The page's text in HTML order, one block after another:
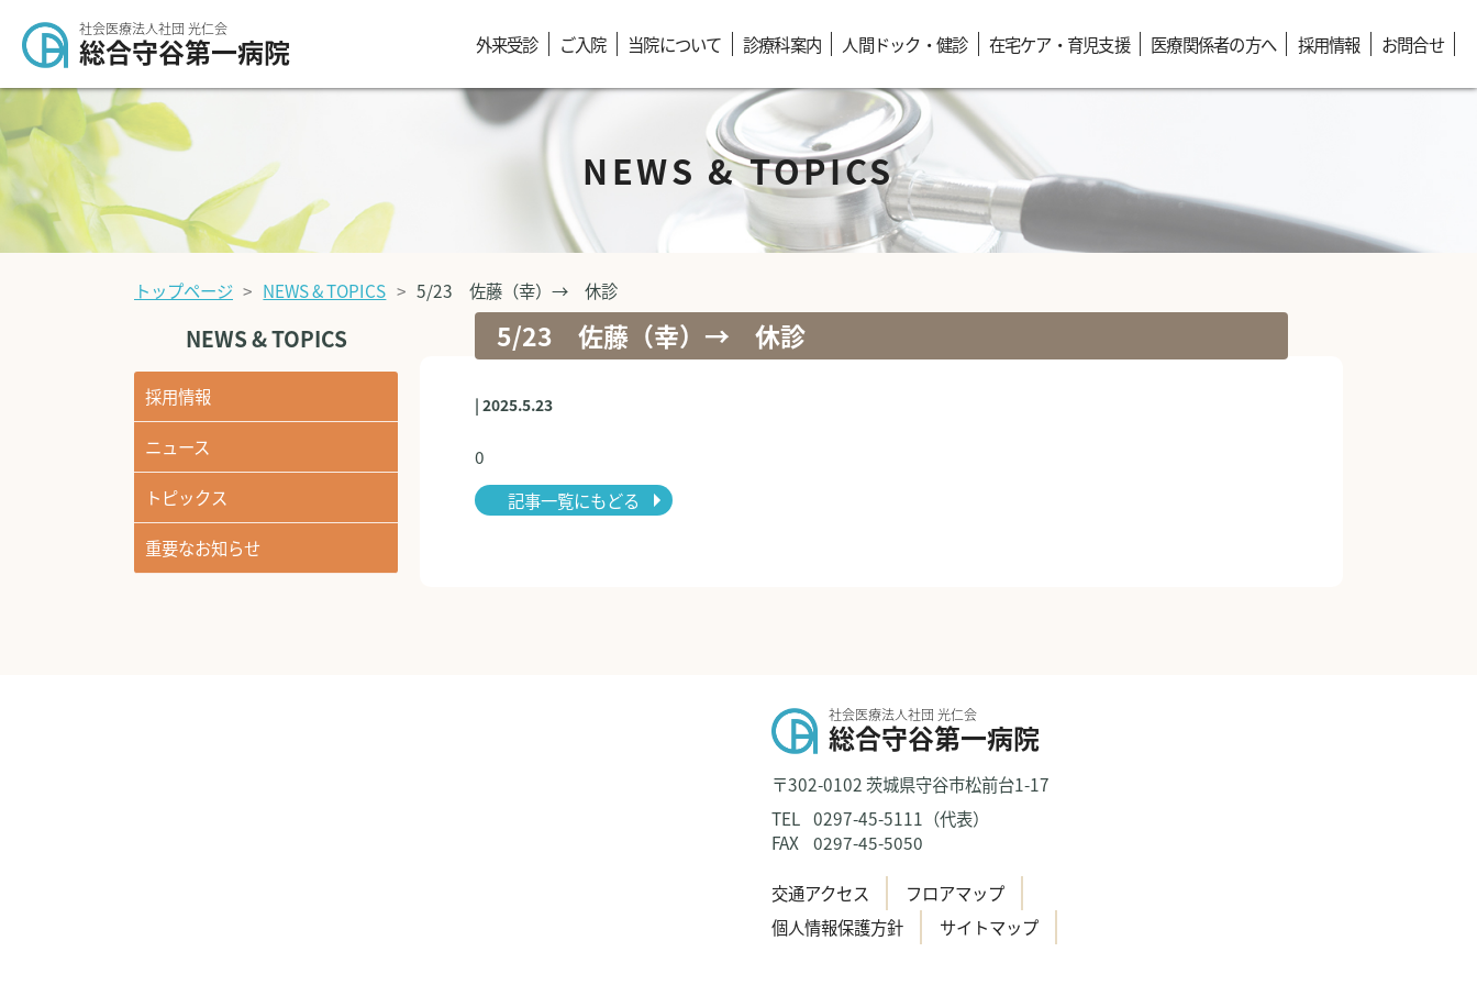
社会医療法人社団 光仁会
総合守谷第一病院 外来受診 ご入院 当院について 診療科案内 人間ドック・健診 在宅ケア・育児支援 医療関係者の方へ 採用情報 お問合せ
NEWS & TOPICS
トップページ NEWS & TOPICS 5/23 佐藤（幸）→ 休診
5/23 佐藤（幸）→ 休診
| 2025.5.23
0
記事一覧にもどる
NEWS & TOPICS
採用情報
ニュース
トピックス
重要なお知らせ
社会医療法人社団 光仁会
総合守谷第一病院
〒302-0102 茨城県守谷市松前台1-17
TEL 0297-45-5111（代表）
FAX
0297-45-5050
交通アクセス
フロアマップ
個人情報保護方針
サイトマップ